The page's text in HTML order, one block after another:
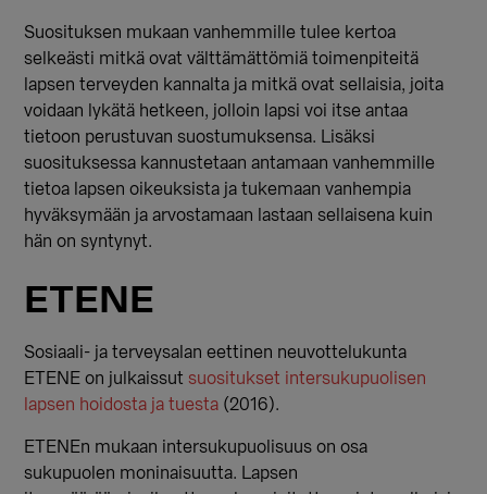
Suosituksen mukaan vanhemmille tulee kertoa
selkeästi mitkä ovat välttämättömiä toimenpiteitä
lapsen terveyden kannalta ja mitkä ovat sellaisia, joita
voidaan lykätä hetkeen, jolloin lapsi voi itse antaa
tietoon perustuvan suostumuksensa. Lisäksi
suosituksessa kannustetaan antamaan vanhemmille
tietoa lapsen oikeuksista ja tukemaan vanhempia
hyväksymään ja arvostamaan lastaan sellaisena kuin
hän on syntynyt.
ETENE
Sosiaali- ja terveysalan eettinen neuvottelukunta
ETENE on julkaissut suositukset intersukupuolisen
lapsen hoidosta ja tuesta (2016).
ETENEn mukaan intersukupuolisuus on osa
sukupuolen moninaisuutta. Lapsen